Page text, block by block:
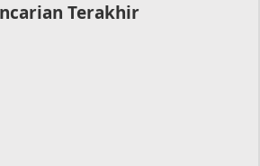
Terakhir